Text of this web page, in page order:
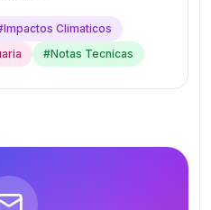
Impactos Climaticos
#Notas Tecnicas